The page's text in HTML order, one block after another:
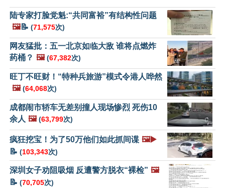
陆专家打脸党魁:“共同富裕”有结构性问题
🖼️📝 (71,575次)
网友猛批：五一北京如临大敌 谁将点燃炸
药桶？ 🖼️ (67,382次)
旺丁不旺财！“特种兵旅游”模式令港人哗然
🖼️ (64,068次)
成都闹市轿车无差别撞人现场惨烈 死伤10
余人 🖼️ (63,799次)
疯狂挖宝！为了50万他们如此抓间谍 🖼️▶️
📝 (103,343次)
深圳女子劝阻吸烟 反遭警方脱衣“裸检” 🖼️
📝 (70,705次)